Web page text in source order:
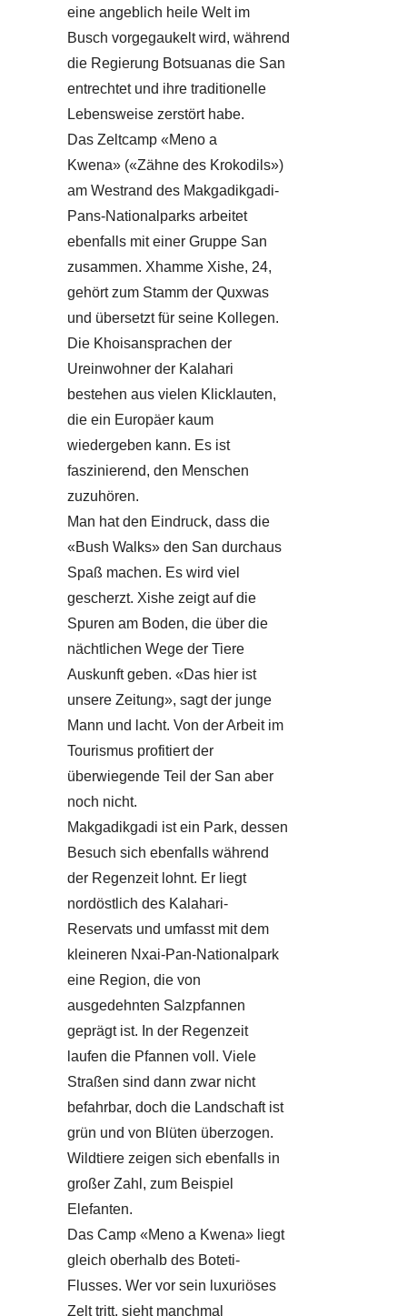
eine angeblich heile Welt im
Busch vorgegaukelt wird, während
die Regierung Botsuanas die San
entrechtet und ihre traditionelle
Lebensweise zerstört habe.
Das Zeltcamp «Meno a
Kwena» («Zähne des Krokodils»)
am Westrand des Makgadikgadi-
Pans-Nationalparks arbeitet
ebenfalls mit einer Gruppe San
zusammen. Xhamme Xishe, 24,
gehört zum Stamm der Quxwas
und übersetzt für seine Kollegen.
Die Khoisansprachen der
Ureinwohner der Kalahari
bestehen aus vielen Klicklauten,
die ein Europäer kaum
wiedergeben kann. Es ist
faszinierend, den Menschen
zuzuhören.
Man hat den Eindruck, dass die
«Bush Walks» den San durchaus
Spaß machen. Es wird viel
gescherzt. Xishe zeigt auf die
Spuren am Boden, die über die
nächtlichen Wege der Tiere
Auskunft geben. «Das hier ist
unsere Zeitung», sagt der junge
Mann und lacht. Von der Arbeit im
Tourismus profitiert der
überwiegende Teil der San aber
noch nicht.
Makgadikgadi ist ein Park, dessen
Besuch sich ebenfalls während
der Regenzeit lohnt. Er liegt
nordöstlich des Kalahari-
Reservats und umfasst mit dem
kleineren Nxai-Pan-Nationalpark
eine Region, die von
ausgedehnten Salzpfannen
geprägt ist. In der Regenzeit
laufen die Pfannen voll. Viele
Straßen sind dann zwar nicht
befahrbar, doch die Landschaft ist
grün und von Blüten überzogen.
Wildtiere zeigen sich ebenfalls in
großer Zahl, zum Beispiel
Elefanten.
Das Camp «Meno a Kwena» liegt
gleich oberhalb des Boteti-
Flusses. Wer vor sein luxuriöses
Zelt tritt, sieht manchmal